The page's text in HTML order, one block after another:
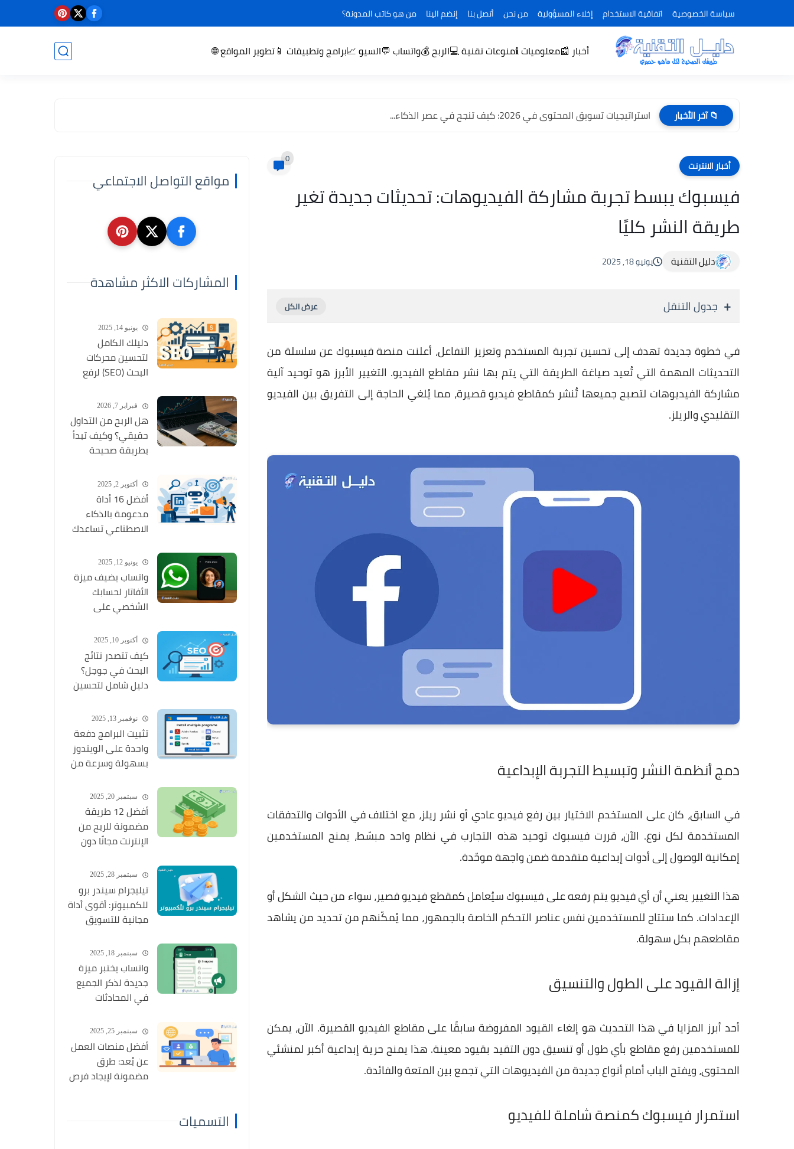
سياسة الخصوصية اتفاقية الاستخدام إخلاء المسؤولية من نحن أتصل بنا إنضم الينا من هو كاتب المدونة؟
أخبار 📰معلوميات ℹ️ منوعات تقنية 💻الربح 💰واتساب 💬السيو 📈برامج وتطبيقات 📱تطوير المواقع 🌐
📁 آخر الأخبار استراتيجيات تسويق المحتوى في 2026: كيف تنجح في عصر الذكاء...
أخبار الانترنت 0
فيسبوك يبسط تجربة مشاركة الفيديوهات: تحديثات جديدة تغير
طريقة النشر كليًا
دليل التقنية يونيو 18, 2025
جدول التنقل
في خطوة جديدة تهدف إلى تحسين تجربة المستخدم وتعزيز التفاعل، أعلنت منصة فيسبوك عن سلسلة من
التحديثات المهمة التي تُعيد صياغة الطريقة التي يتم بها نشر مقاطع الفيديو. التغيير الأبرز هو توحيد آلية
مشاركة الفيديوهات لتصبح جميعها تُنشر كمقاطع فيديو قصيرة، مما يُلغي الحاجة إلى التفريق بين الفيديو
التقليدي والريلز.
دمج أنظمة النشر وتبسيط التجربة الإبداعية
في السابق، كان على المستخدم الاختيار بين رفع فيديو عادي أو نشر ريلز، مع اختلاف في الأدوات والتدفقات
المستخدمة لكل نوع. الآن، قررت فيسبوك توحيد هذه التجارب في نظام واحد مبسّط، يمنح المستخدمين
إمكانية الوصول إلى أدوات إبداعية متقدمة ضمن واجهة موحّدة.
هذا التغيير يعني أن أي فيديو يتم رفعه على فيسبوك سيُعامل كمقطع فيديو قصير، سواء من حيث الشكل أو
الإعدادات. كما ستتاح للمستخدمين نفس عناصر التحكم الخاصة بالجمهور، مما يُمكّنهم من تحديد من يشاهد
مقاطعهم بكل سهولة.
إزالة القيود على الطول والتنسيق
أحد أبرز المزايا في هذا التحديث هو إلغاء القيود المفروضة سابقًا على مقاطع الفيديو القصيرة. الآن، يمكن
للمستخدمين رفع مقاطع بأي طول أو تنسيق دون التقيد بقيود معينة. هذا يمنح حرية إبداعية أكبر لمنشئي
المحتوى، ويفتح الباب أمام أنواع جديدة من الفيديوهات التي تجمع بين المتعة والفائدة.
استمرار فيسبوك كمنصة شاملة للفيديو
مواقع التواصل الاجتماعي
المشاركات الاكثر مشاهدة
يونيو 14, 2025
دليلك الكامل
لتحسين محركات
البحث (SEO) لرفع
الزوارفبراير 7, 2026
هل الربح من التداول
حقيقي؟ وكيف تبدأ
بطريقة صحيحة
أكتوبر 2, 2025
أفضل 16 أداة
مدعومة بالذكاء
الاصطناعي تساعدك
وتحقيق نتائج
احترافية
يونيو 12, 2025
واتساب يضيف ميزة
الأفاتار لحسابك
الشخصي على
أكتوبر 10, 2025
كيف تتصدر نتائج
البحث في جوجل؟
دليل شامل لتحسين
محركات البحث
نوفمبر 13, 2025
تثبيت البرامج دفعة
واحدة على الويندوز
بسهولة وسرعة من
سبتمبر 20, 2025
أفضل 12 طريقة
مضمونة للربح من
الإنترنت مجانًا دون
سبتمبر 28, 2025
تيليجرام سيندر برو
للكمبيوتر: أقوى أداة
مجانية للتسويق
سبتمبر 18, 2025
واتساب يختبر ميزة
جديدة لذكر الجميع
في المحادثات
سبتمبر 25, 2025
أفضل منصات العمل
عن بُعد: طرق
مضمونة لإيجاد فرص
التسميات